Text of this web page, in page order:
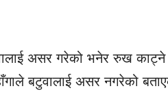
असर गरेको भनेर रुख काट्ने
बटुवालाई असर नगरेको